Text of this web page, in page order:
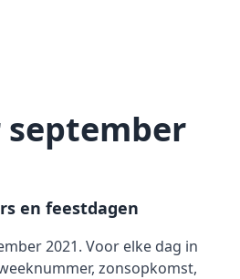
september
en feestdagen
2021. Voor elke dag in
zonsopkomst,